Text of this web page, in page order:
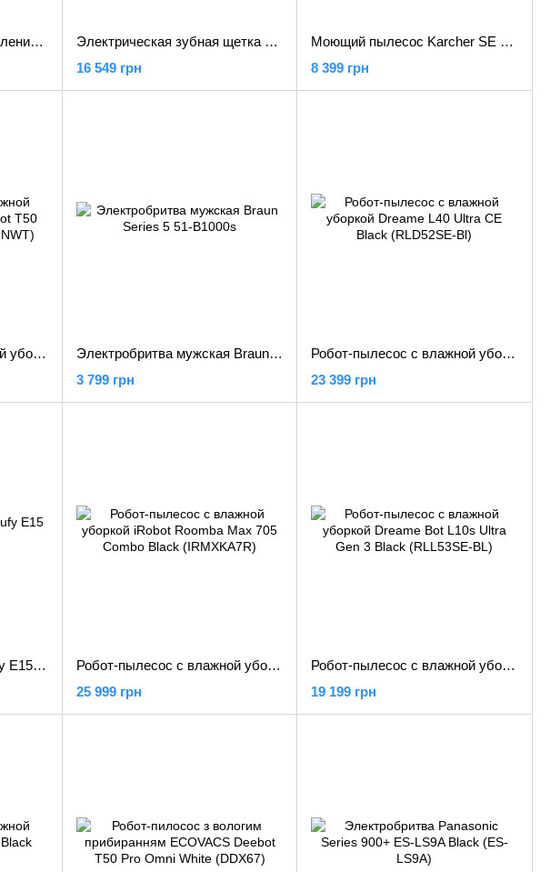
Минимойка высокого давления Karcher K 7 Power Flex (1.317-300.0)
Электрическая зубная щетка Oral-B iO 10 Cosmic Black (iOM10.1B4.2AD) 3 насадки
16 549 грн
Моющий пылесос Karcher SE 3 Compact (1.081-530.0)
8 399 грн
Робот-пылесос с влажной уборкой ECOVACS Deebot T50 Omni White (DBTT50OMNWT)
Электробритва мужская Braun Series 5 51-B1000s
3 799 грн
Робот-пылесос с влажной уборкой Dreame L40 Ultra CE Black (RLD52SE-Bl)
23 399 грн
Газонокосилка-робот Eufy E15 (T2880GA1)
Робот-пылесос с влажной уборкой iRobot Roomba Max 705 Combo Black (IRMXKA7R)
25 999 грн
Робот-пылесос с влажной уборкой Dreame Bot L10s Ultra Gen 3 Black (RLL53SE-BL)
19 199 грн